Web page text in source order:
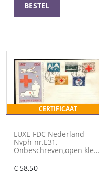
BESTEL
CERTIFICAAT
LUXE FDC Nederland
Nvph nr.E31.
Onbeschreven,open klep
€ 58,50